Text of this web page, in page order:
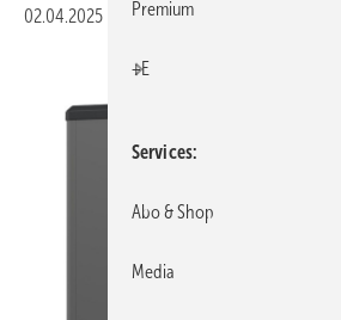
02.04.2025 Veröffentlicht in
Premium
+E
Services
Abo & Shop
Media